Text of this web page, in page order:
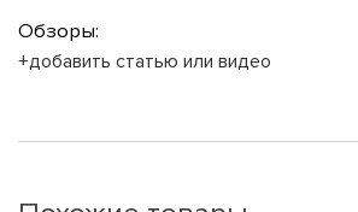
Обзоры:
+добавить статью или видео